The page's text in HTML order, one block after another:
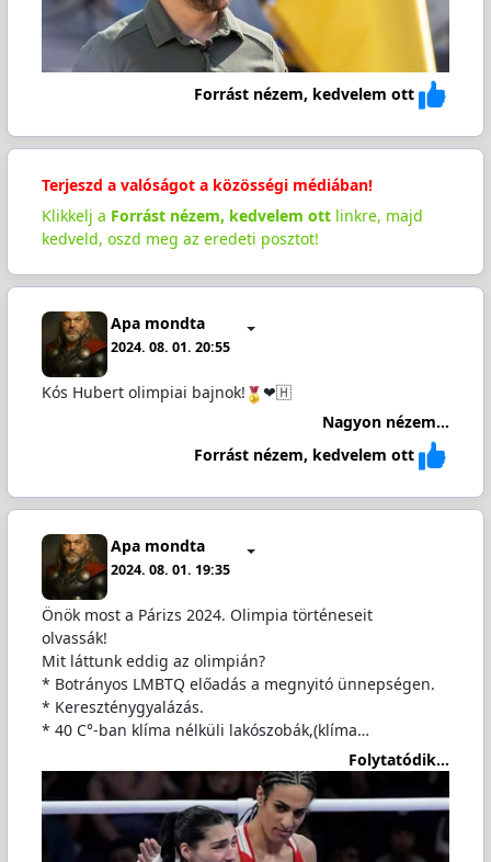
Forrást nézem, kedvelem ott
Terjeszd a valóságot a közösségi médiában!
Klikkelj a Forrást nézem, kedvelem ottlinkre, majd
kedveld, oszd meg az eredeti posztot!
Apa mondta
2024. 08. 01. 20:55
Kós Hubert olimpiai bajnok!
❤🇭
Nagyon nézem...
Forrást nézem, kedvelem ott
Apa mondta
2024. 08. 01. 19:35
Önök most a Párizs 2024. Olimpia történeseit
olvassák!
Mit láttunk eddig az olimpián?
* Botrányos LMBTQ előadás a megnyitó ünnepségen.
* Kereszténygyalázás.
* 40 C°-ban klíma nélküli lakószobák,(klíma…
Folytatódik...